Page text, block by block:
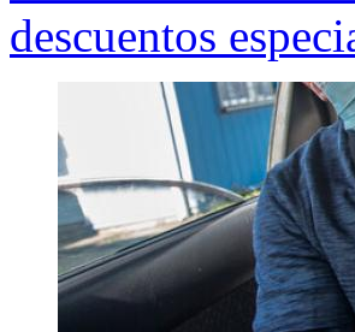
descuentos